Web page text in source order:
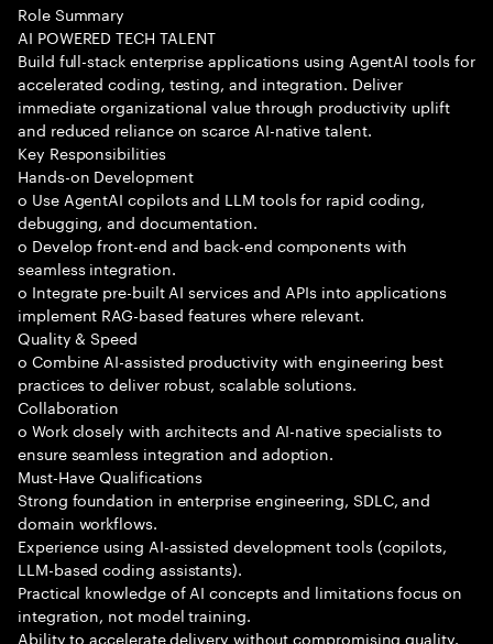
Role Summary
AI POWERED TECH TALENT
Build full-stack enterprise applications using AgentAI tools for
accelerated coding, testing, and integration. Deliver
immediate organizational value through productivity uplift
and reduced reliance on scarce AI-native talent.
Key Responsibilities
Hands-on Development
o Use AgentAI copilots and LLM tools for rapid coding,
debugging, and documentation.
o Develop front-end and back-end components with
seamless integration.
o Integrate pre-built AI services and APIs into applications
implement RAG-based features where relevant.
Quality & Speed
o Combine AI-assisted productivity with engineering best
practices to deliver robust, scalable solutions.
Collaboration
o Work closely with architects and AI-native specialists to
ensure seamless integration and adoption.
Must-Have Qualifications
Strong foundation in enterprise engineering, SDLC, and
domain workflows.
Experience using AI-assisted development tools (copilots,
LLM-based coding assistants).
Practical knowledge of AI concepts and limitations focus on
integration, not model training.
Ability to accelerate delivery without compromising quality.